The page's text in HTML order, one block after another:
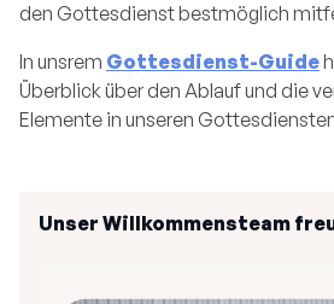
den Gottesdienst bestmöglich
In unsrem Gottesdienst-Guide
Überblick über den Ablauf und die
Elemente in unseren
Unser Willkommensteam